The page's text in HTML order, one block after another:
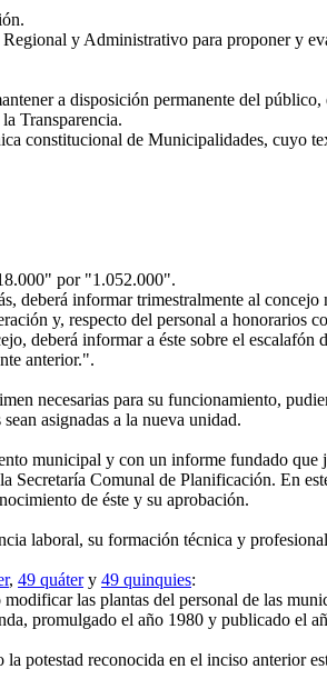
y Administrativo para proponer y
a disposición permanente del público,
Transparencia.
constitucional de Municipalidades, cuyo
por "1.052.000".
deberá informar trimestralmente al
y, respecto del personal a honorarios
deberá informar a éste sobre el
anterior.".
necesarias para su funcionamiento,
asignadas a la nueva unidad.
municipal y con un informe fundado
Comunal de Planificación. En
de éste y su aprobación.
laboral, su formación técnica y
, 49 quátery 49 quinquies:
las plantas del personal de las
promulgado el año 1980 y publicado el
reconocida en el inciso anterior